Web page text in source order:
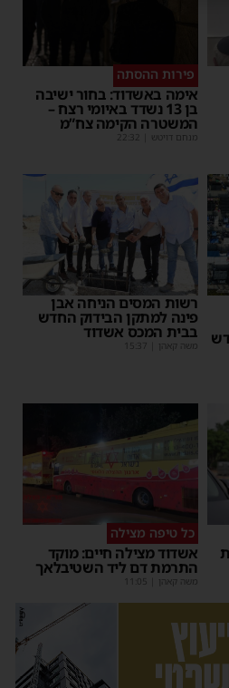
פירות ההסתה
אימה באשדוד: בחור ישיבה
בן 13 נשדד באיומי רצח –
המשטרה הקימה צח”מ
מנחם דויטש 22:32
רשות המסים הניחה אבן
פינה למתקן הבידוק החדש
בבית המכס אשדוד
משה קאהן 15:37
כל טיפה מצילה
אשדוד מצילה חיים: מוקד
התרמת דם ליד השטיבלאך
משה קאהן 11:05